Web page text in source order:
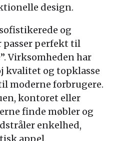
design.
og
perfekt til
Virksomheden har
kvalitet og topklasse
moderne forbrugere.
kontoret eller
finde møbler og
enkelhed,